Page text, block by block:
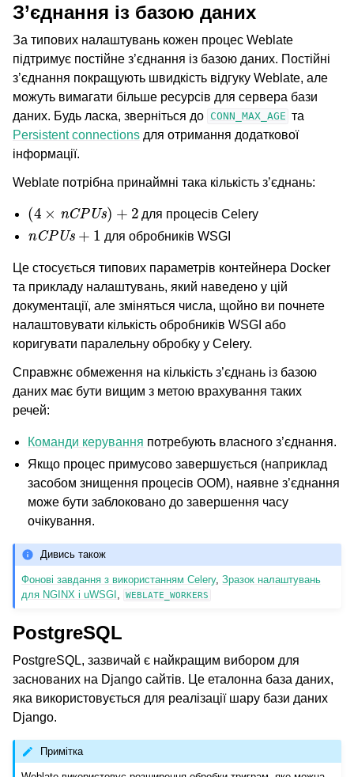
З’єднання із базою даних
За типових налаштувань кожен процес Weblate
підтримує постійне з’єднання із базою даних. Постійні
з’єднання покращують швидкість відгуку Weblate, але
можуть вимагати більше ресурсів для сервера бази
даних. Будь ласка, зверніться до CONN_MAX_AGE та
Persistent connections для отримання додаткової
інформації.
Weblate потрібна принаймні така кількість з’єднань:
(4 nCPUs) +
для процесів Celery
nCPUs 1
для обробників WSGI
Це стосується типових параметрів контейнера Docker
та прикладу налаштувань, який наведено у цій
документації, але зміняться числа, щойно ви почнете
налаштовувати кількість обробників WSGI або
коригувати паралельну обробку у Celery.
Справжнє обмеження на кількість з’єднань із базою
даних має бути вищим з метою врахування таких
речей:
Команди керування потребують власного з’єднання.
Якщо процес примусово завершується (наприклад
засобом знищення процесів OOM), наявне з’єднання
може бути заблоковано до завершення часу
очікування.
Дивись також
Фонові завдання з використанням Celery,Зразок налаштувань
для NGINX і uWSGI , WEBLATE_WORKERS
PostgreSQL
PostgreSQL, зазвичай є найкращим вибором для
заснованих на Django сайтів. Це еталонна база даних,
яка використовується для реалізації шару бази даних
Django.
Примітка